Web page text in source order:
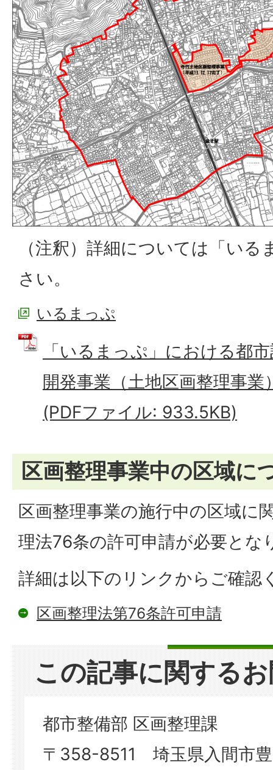
（注釈）詳細については「い
さい。
いるまっぷ
「いるまっぷ」における都
開発事業（土地区画整理事業
(PDFファイル: 933.5KB)
区画整理事業中の区域に
区画整理事業の施行中の区域に
理法76条の許可申請が必要とな
詳細は以下のリンクからご確認
区画整理法第76条許可申請
この記事に関する
都市整備部 区画整理課
〒358-8511 埼玉県入間市